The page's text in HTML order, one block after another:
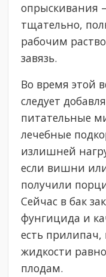
опрыскивания
тщательно,
рабочим
завязь.
Во время этой
следует
питательные
лечебные
излишней
если вишни
получили
Сейчас в бак
фунгицида и
есть
жидкости
плодам.